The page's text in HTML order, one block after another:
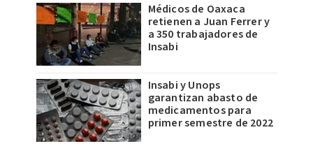
Médicos de Oaxaca
retienen a Juan Ferrer y
a 350 trabajadores de
Insabi
Insabi y Unops
garantizan abasto de
medicamentos para
primer semestre de 2022